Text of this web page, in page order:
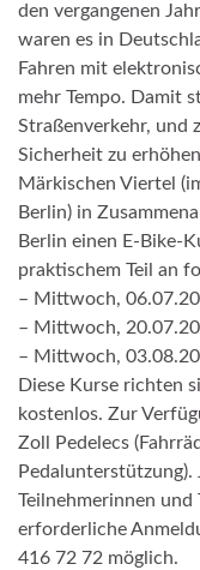
den vergangenen
waren es in
Fahren mit
mehr Tempo. Damit
Straßenverkehr, und
Sicherheit zu
Märkischen Viertel
Berlin) in
Berlin einen E-Bike-
praktischem Teil an
– Mittwoch,
– Mittwoch,
– Mittwoch,
Diese Kurse richten
kostenlos. Zur
Zoll Pedelecs
Pedalunterstützung).
Teilnehmerinnen und
erforderliche
416 72 72 möglich.